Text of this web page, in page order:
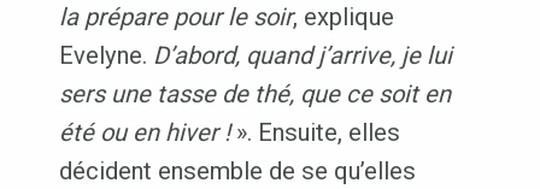
la prépare pour le soir, explique
Evelyne. D’abord, quand j’arrive, je lui
sers une tasse de thé, que ce soit en
été ou en hiver !». Ensuite, elles
décident ensemble de se qu’elles